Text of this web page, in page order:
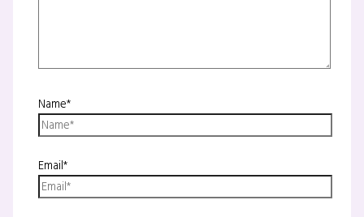
Name*
Email*